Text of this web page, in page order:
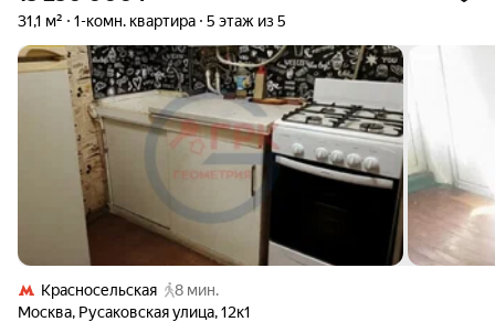
31,1 м² 1-комн. квартира 5 этаж из 5
Красносельская
8 мин.
Москва, Русаковская улица,12к1